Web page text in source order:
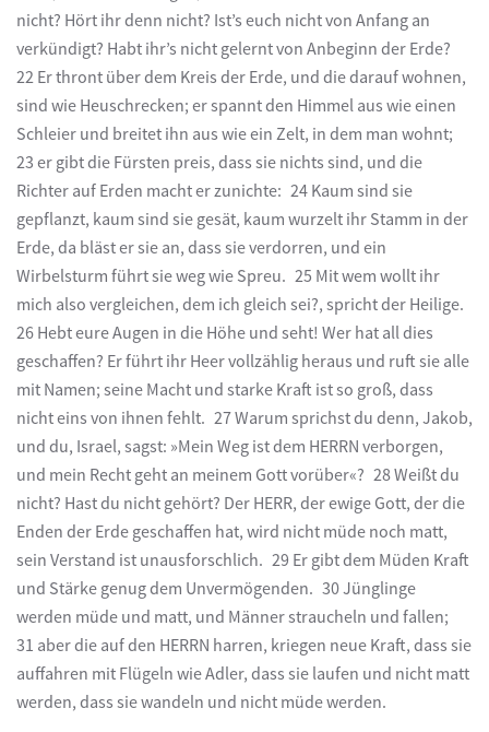
nicht? Hört ihr denn nicht? Ist’s euch nicht von Anfang an
verkündigt? Habt ihr’s nicht gelernt von Anbeginn der Erde?
22 Er thront über dem Kreis der Erde, und die darauf wohnen,
sind wie Heuschrecken; er spannt den Himmel aus wie einen
Schleier und breitet ihn aus wie ein Zelt, in dem man wohnt;
23 er gibt die Fürsten preis, dass sie nichts sind, und die
Richter auf Erden macht er zunichte: 24 Kaum sind sie
gepflanzt, kaum sind sie gesät, kaum wurzelt ihr Stamm in der
Erde, da bläst er sie an, dass sie verdorren, und ein
Wirbelsturm führt sie weg wie Spreu. 25 Mit wem wollt ihr
mich also vergleichen, dem ich gleich sei?, spricht der Heilige.
26 Hebt eure Augen in die Höhe und seht! Wer hat all dies
geschaffen? Er führt ihr Heer vollzählig heraus und ruft sie alle
mit Namen; seine Macht und starke Kraft ist so groß, dass
nicht eins von ihnen fehlt. 27 Warum sprichst du denn, Jakob,
und du, Israel, sagst: »Mein Weg ist dem HERRN verborgen,
und mein Recht geht an meinem Gott vorüber«? 28 Weißt du
nicht? Hast du nicht gehört? Der HERR, der ewige Gott, der die
Enden der Erde geschaffen hat, wird nicht müde noch matt,
sein Verstand ist unausforschlich. 29 Er gibt dem Müden Kraft
und Stärke genug dem Unvermögenden. 30 Jünglinge
werden müde und matt, und Männer straucheln und fallen;
31 aber die auf den HERRN harren, kriegen neue Kraft, dass sie
auffahren mit Flügeln wie Adler, dass sie laufen und nicht matt
werden, dass sie wandeln und nicht müde werden.